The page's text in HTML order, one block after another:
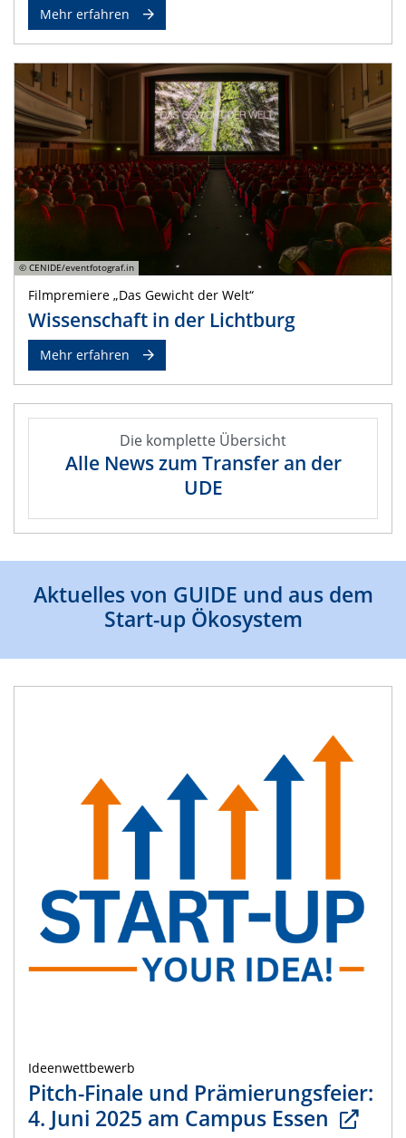
Mehr erfahren
© CENIDE/eventfotograf.in
Filmpremiere „Das Gewicht der Welt“
Wissenschaft in der Lichtburg
Mehr erfahren
Die komplette Übersicht
Alle News zum Transfer an der
UDE
Aktuelles von GUIDE und aus dem
Start-up Ökosystem
Ideenwettbewerb
Pitch-Finale und Prämierungsfeier:
4. Juni 2025 am Campus Essen